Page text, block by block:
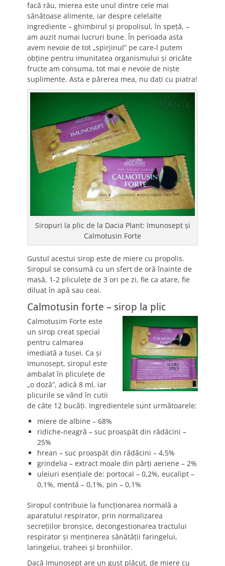
facă rău, mierea este unul dintre cele mai
sănătoase alimente, iar despre celelalte
ingrediente – ghimbirul şi propolisul, în speţă, –
am auzit numai lucruri bune. În perioada asta
avem nevoie de tot „spirjinul” pe care-l putem
obţine pentru imunitatea organismului şi oricâte
fructe am consuma, tot mai e nevoie de nişte
suplimente. Asta e părerea mea, nu daţi cu piatra!
Siropuri la plic de la Dacia Plant: Imunosept şi
Calmotusin Forte
Gustul acestui sirop este de miere cu propolis.
Siropul se consumă cu un sfert de oră înainte de
masă, 1-2 pliculeţe de 3 ori pe zi, fie ca atare, fie
diluat în apă sau ceai.
Calmotusin forte – sirop la plic
Calmotusim Forte este
un sirop creat special
pentru calmarea
imediată a tusei. Ca şi
Imunosept, siropul este
ambalat în pliculeţe de
„o doză”, adică 8 ml, iar
plicurile se vând în cutii
de câte 12 bucăţi. Ingredientele sunt următoarele:
miere de albine – 68%
ridiche-neagră – suc proaspăt din rădăcini –
25%
hrean – suc proaspăt din rădăcini – 4,5%
grindelia – extract moale din părţi aeriene – 2%
uleiuri esenţiale de: portocal – 0,2%, eucalipt –
0,1%, mentă – 0,1%, pin – 0,1%
Siropul contribuie la funcţionarea normală a
aparatului respirator, prin normalizarea
secreţiilor bronşice, decongestionarea tractului
respirator şi menţinerea sănătăţii faringelui,
laringelui, traheei şi bronhiilor.
Dacă Imunosept are un gust plăcut, de miere cu